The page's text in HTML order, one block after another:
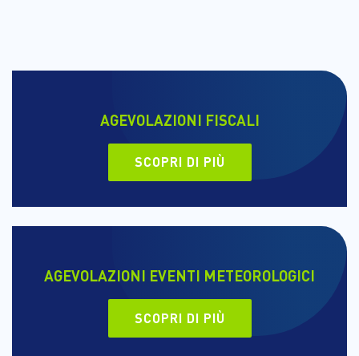
AGEVOLAZIONI FISCALI
SCOPRI DI PIÙ
AGEVOLAZIONI EVENTI METEOROLOGICI
SCOPRI DI PIÙ